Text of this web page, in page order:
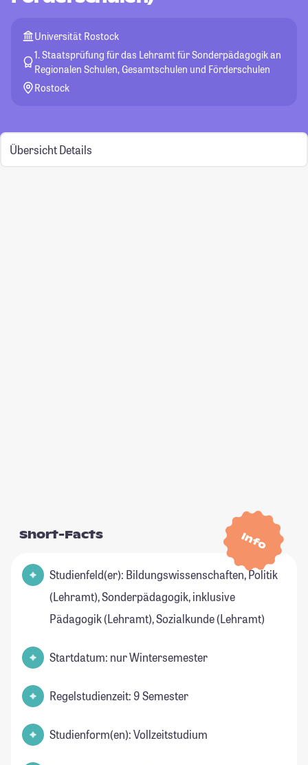
Universität Rostock
1. Staatsprüfung für das Lehramt für Sonderpädagogik an
Regionalen Schulen, Gesamtschulen und Förderschulen
Rostock
Übersicht Details
Info
Short-Facts
Studienfeld(er): Bildungswissenschaften, Politik
(Lehramt), Sonderpädagogik, inklusive
Pädagogik (Lehramt), Sozialkunde (Lehramt)
Startdatum: nur Wintersemester
Regelstudienzeit: 9 Semester
Studienform(en): Vollzeitstudium